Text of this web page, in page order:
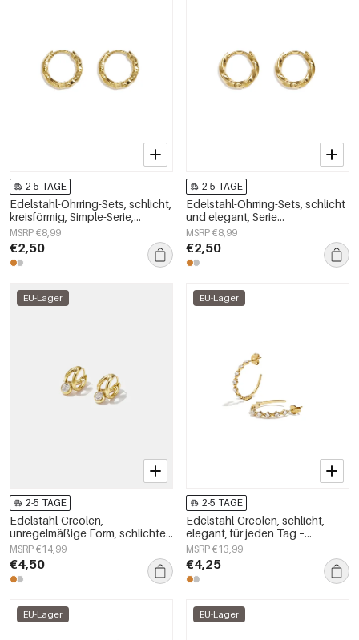
2-5 TAGE
Edelstahl-Ohrring-Sets, schlicht,
kreisförmig, Simple-Serie,
Damenschmuck
MSRP €8,99
€2,50
2-5 TAGE
Edelstahl-Ohrring-Sets, schlicht
und elegant, Serie
„Damenschmuck“
MSRP €8,99
€2,50
EU-Lager
2-5 TAGE
Edelstahl-Creolen,
unregelmäßige Form, schlichte
Alltags-Serie, Damenschmuck
MSRP €14,99
€4,50
EU-Lager
2-5 TAGE
Edelstahl-Creolen, schlicht,
elegant, für jeden Tag –
Damenschmuck
MSRP €13,99
€4,25
EU-Lager EU-Lager